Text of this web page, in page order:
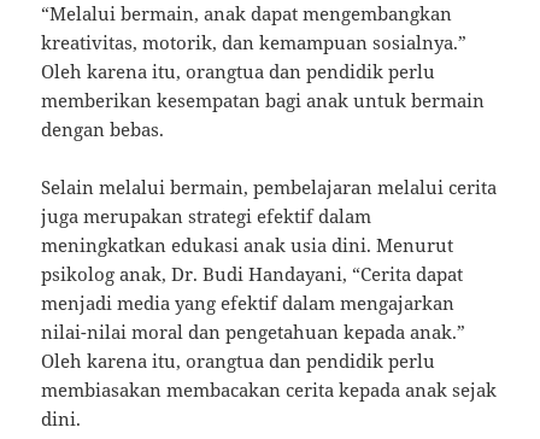
“Melalui bermain, anak dapat mengembangkan
kreativitas, motorik, dan kemampuan sosialnya.”
Oleh karena itu, orangtua dan pendidik perlu
memberikan kesempatan bagi anak untuk bermain
dengan bebas.
Selain melalui bermain, pembelajaran melalui cerita
juga merupakan strategi efektif dalam
meningkatkan edukasi anak usia dini. Menurut
psikolog anak, Dr. Budi Handayani, “Cerita dapat
menjadi media yang efektif dalam mengajarkan
nilai-nilai moral dan pengetahuan kepada anak.”
Oleh karena itu, orangtua dan pendidik perlu
membiasakan membacakan cerita kepada anak sejak
dini.